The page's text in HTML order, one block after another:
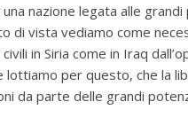
nazione legata alle
di vista vediamo come
in Siria come in Iraq
lottiamo per questo, che la
da parte delle grandi